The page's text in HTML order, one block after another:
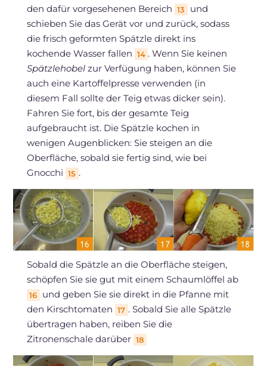
den dafür vorgesehenen Bereich 13
und
schieben Sie das Gerät vor und zurück, sodass
die frisch geformten Spätzle direkt ins
kochende Wasser fallen 14 . Wenn Sie keinen
Spätzlehobelzur Verfügung haben, können Sie
auch eine Kartoffelpresse verwenden (in
diesem Fall sollte der Teig etwas dicker sein).
Fahren Sie fort, bis der gesamte Teig
aufgebraucht ist. Die Spätzle kochen in
wenigen Augenblicken: Sie steigen an die
Oberfläche, sobald sie fertig sind, wie bei
Gnocchi 15 .
Sobald die Spätzle an die Oberfläche steigen,
schöpfen Sie sie gut mit einem Schaumlöffel ab
16
und geben Sie sie direkt in die Pfanne mit
den Kirschtomaten 17 . Sobald Sie alle Spätzle
übertragen haben, reiben Sie die
Zitronenschale darüber 18